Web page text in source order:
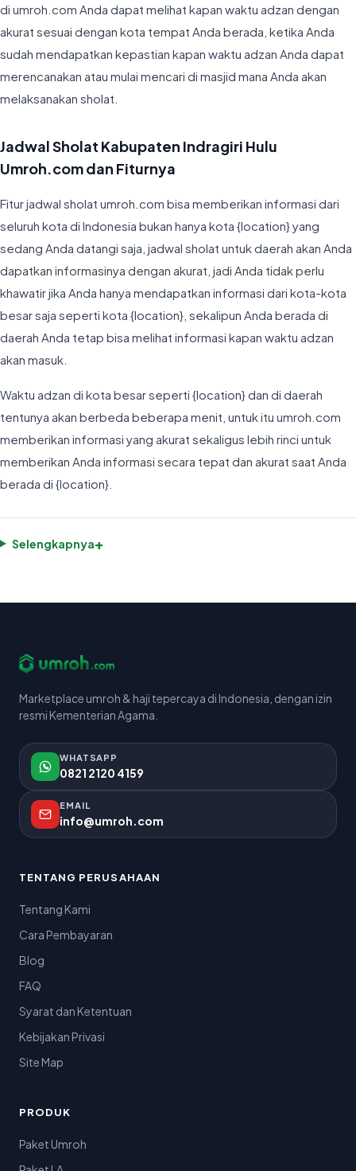
di umroh.com Anda dapat melihat kapan waktu adzan dengan
akurat sesuai dengan kota tempat Anda berada, ketika Anda
sudah mendapatkan kepastian kapan waktu adzan Anda dapat
merencanakan atau mulai mencari di masjid mana Anda akan
melaksanakan sholat.
Jadwal Sholat Kabupaten Indragiri Hulu
Umroh.com dan Fiturnya
Fitur jadwal sholat umroh.com bisa memberikan informasi dari
seluruh kota di Indonesia bukan hanya kota {location} yang
sedang Anda datangi saja, jadwal sholat untuk daerah akan Anda
dapatkan informasinya dengan akurat, jadi Anda tidak perlu
khawatir jika Anda hanya mendapatkan informasi dari kota-kota
besar saja seperti kota {location}, sekalipun Anda berada di
daerah Anda tetap bisa melihat informasi kapan waktu adzan
akan masuk.
Waktu adzan di kota besar seperti {location} dan di daerah
tentunya akan berbeda beberapa menit, untuk itu umroh.com
memberikan informasi yang akurat sekaligus lebih rinci untuk
memberikan Anda informasi secara tepat dan akurat saat Anda
berada di {location}.
Selengkapnya+
Marketplace umroh & haji tepercaya di Indonesia, dengan izin
resmi Kementerian Agama.
WHATSAPP
0821 2120 4159
EMAIL
info@umroh.com
TENTANG PERUSAHAAN
Tentang Kami
Cara Pembayaran
Blog
FAQ
Syarat dan Ketentuan
Kebijakan Privasi
Site Map
PRODUK
Paket Umroh